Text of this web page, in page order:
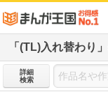
「(TL)入れ替わり
詳細
検索